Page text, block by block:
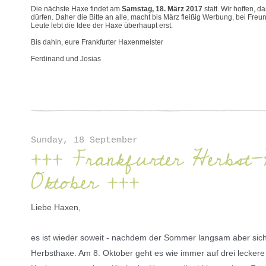
Die nächste Haxe findet am Samstag, 18. März 2017 statt. Wir hoffen,
dürfen. Daher die Bitte an alle, macht bis März fleißig Werbung, bei
Leute lebt die Idee der Haxe überhaupt erst.
Bis dahin, eure Frankfurter Haxenmeister
Ferdinand und Josias
Sunday, 18 September
+++ Frankfurter
Oktober +++
Liebe Haxen,
es ist wieder soweit - nachdem der Sommer langsam aber
Herbsthaxe. Am 8. Oktober geht es wie immer auf drei